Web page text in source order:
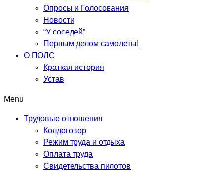
Опросы и Голосования
Новости
“У соседей”
Первым делом самолеты!
О ПОЛС
Краткая история
Устав
Menu
Трудовые отношения
Колдоговор
Режим труда и отдыха
Оплата труда
Свидетельства пилотов